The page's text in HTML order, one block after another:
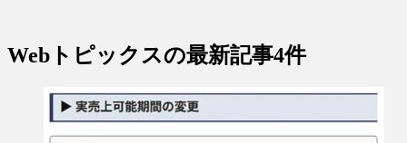
Webトピックスの最新記事4件